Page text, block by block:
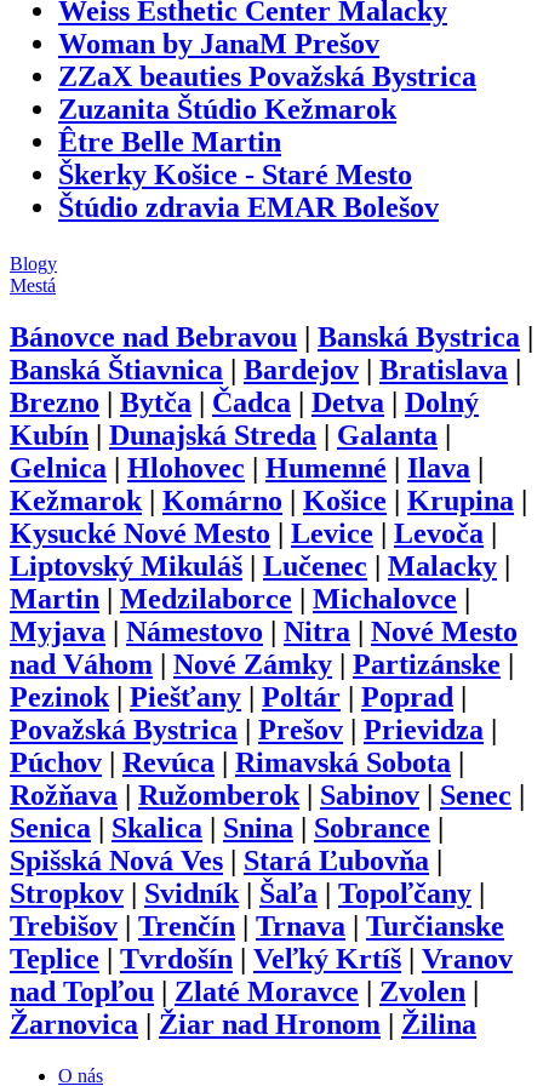
Weiss Esthetic Center Malacky
Woman by JanaM Prešov
ZZaX beauties Považská Bystrica
Zuzanita Štúdio Kežmarok
Être Belle Martin
Škerky Košice - Staré Mesto
Štúdio zdravia EMAR Bolešov
Blogy
Mestá
Bánovce nad Bebravou | Banská Bystrica |
Banská Štiavnica | Bardejov | Bratislava |
Brezno | Bytča | Čadca | Detva | Dolný
Kubín | Dunajská Streda | Galanta |
Gelnica | Hlohovec | Humenné | Ilava |
Kežmarok | Komárno | Košice | Krupina |
Kysucké Nové Mesto | Levice | Levoča |
Liptovský Mikuláš | Lučenec | Malacky |
Martin | Medzilaborce | Michalovce |
Myjava | Námestovo | Nitra | Nové Mesto
nad Váhom | Nové Zámky | Partizánske |
Pezinok | Piešťany | Poltár | Poprad |
Považská Bystrica | Prešov | Prievidza |
Púchov | Revúca | Rimavská Sobota |
Rožňava | Ružomberok | Sabinov | Senec |
Senica | Skalica | Snina | Sobrance |
Spišská Nová Ves | Stará Ľubovňa |
Stropkov | Svidník | Šaľa | Topoľčany |
Trebišov | Trenčín | Trnava | Turčianske
Teplice | Tvrdošín | Veľký Krtíš | Vranov
nad Topľou | Zlaté Moravce | Zvolen |
Žarnovica | Žiar nad Hronom | Žilina
O nás